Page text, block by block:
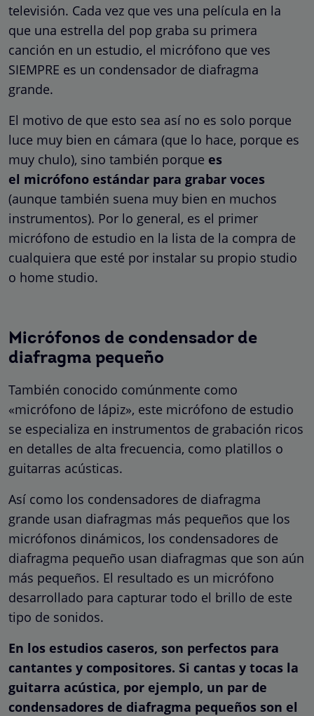
televisión. Cada vez que ves una película en la
que una estrella del pop graba su primera
canción en un estudio, el micrófono que ves
SIEMPRE es un condensador de diafragma
grande.
El motivo de que esto sea así no es solo porque
luce muy bien en cámara (que lo hace, porque es
muy chulo), sino también porque es
el micrófono estándar para grabar voces
(aunque también suena muy bien en muchos
instrumentos). Por lo general, es el primer
micrófono de estudio en la lista de la compra de
cualquiera que esté por instalar su propio studio
o home studio.
Micrófonos de condensador de
diafragma pequeño
También conocido comúnmente como
«micrófono de lápiz», este micrófono de estudio
se especializa en instrumentos de grabación ricos
en detalles de alta frecuencia, como platillos o
guitarras acústicas.
Así como los condensadores de diafragma
grande usan diafragmas más pequeños que los
micrófonos dinámicos, los condensadores de
diafragma pequeño usan diafragmas que son aún
más pequeños. El resultado es un micrófono
desarrollado para capturar todo el brillo de este
tipo de sonidos.
En los estudios caseros, son perfectos para
cantantes y compositores. Si cantas y tocas la
guitarra acústica, por ejemplo, un par de
condensadores de diafragma pequeños son el